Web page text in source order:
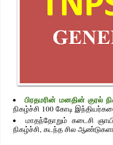
பிரதமரின் மனதின் குரல்
நிகழ்ச்சி 100 கோடி
மாதந்தோறும் கடைசி
நிகழ்ச்சி, கடந்த சில